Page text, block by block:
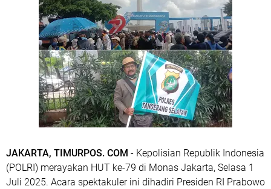
JAKARTA, TIMURPOS. COM - Kepolisian Republik Indonesia
(POLRI) merayakan HUT ke-79 di Monas Jakarta, Selasa 1
Juli 2025. Acara spektakuler ini dihadiri Presiden RI Prabowo